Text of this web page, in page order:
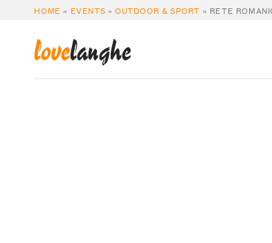
HOME » EVENTS »OUTDOOR & SPORT » RETE
lovelanghe